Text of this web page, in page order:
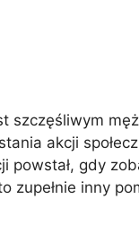
szczęśliwym
akcji
powstał, gdy
zupełnie inny